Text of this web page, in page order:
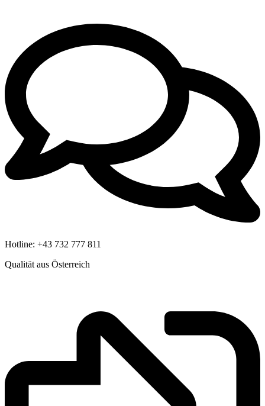
Hotline: +43 732 777 811
Qualität aus Österreich